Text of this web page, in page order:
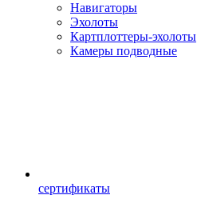
Навигаторы
Эхолоты
Картплоттеры-эхолоты
Камеры подводные
сертификаты